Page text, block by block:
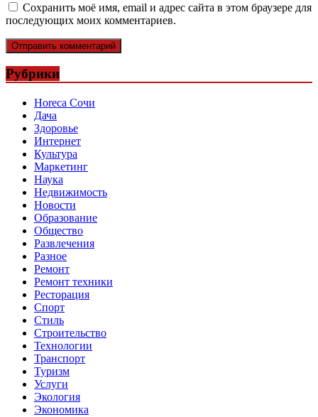
Сохранить моё имя, email и адрес сайта в этом браузере для
последующих моих комментариев.
Рубрики
Horeca Сочи
Дача
Здоровье
Интернет
Культура
Маркетинг
Наука
Недвижимость
Новости
Образование
Общество
Развлечения
Разное
Ремонт
Ремонт техники
Ресторация
Спорт
Стиль
Строительство
Технологии
Транспорт
Туризм
Услуги
Экология
Экономика